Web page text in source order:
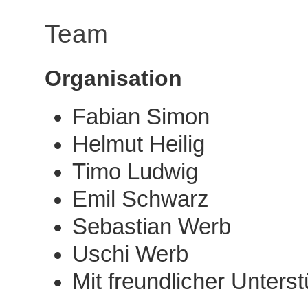
Team
Organisation
Fabian Simon
Helmut Heilig
Timo Ludwig
Emil Schwarz
Sebastian Werb
Uschi Werb
Mit freundlicher